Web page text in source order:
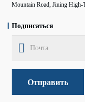
Mountain Road, Jining High-
Подписаться
Отправить